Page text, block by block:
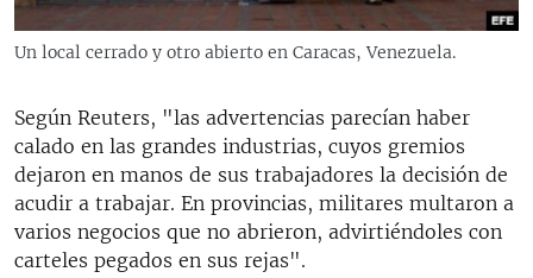
Un local cerrado y otro abierto en Caracas, Venezuela.
Según Reuters, "las advertencias parecían haber
calado en las grandes industrias, cuyos gremios
dejaron en manos de sus trabajadores la decisión de
acudir a trabajar. En provincias, militares multaron a
varios negocios que no abrieron, advirtiéndoles con
carteles pegados en sus rejas".